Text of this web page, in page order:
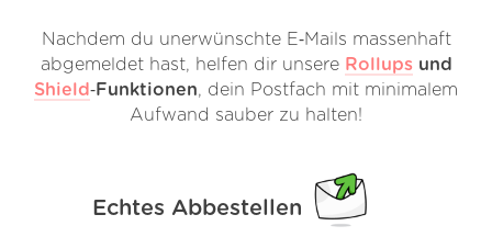
Nachdem du unerwünschte E‑Mails massenhaft
abgemeldet hast, helfen dir unsere Rollupsund
Shield‑Funktionen, dein Postfach mit minimalem
Aufwand sauber zu halten!
Echtes Abbestellen